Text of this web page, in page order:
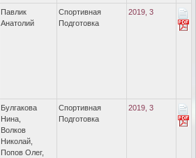
Павлик
Анатолий
Спортивная
Подготовка
2019, 3
Булгакова
Нина,
Волков
Николай,
Попов Олег,
Спортивная
Подготовка
2019, 3